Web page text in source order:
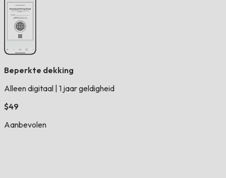
Beperkte dekking
Alleen digitaal 1 jaar geldigheid
$49
Aanbevolen